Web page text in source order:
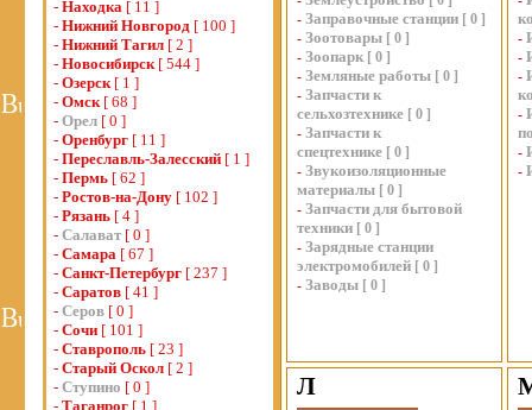
- Находка [ 11 ]
- Нижний Новгород [ 100 ]
- Нижний Тагил [ 2 ]
- Новосибирск[ 544 ]
- Озерск[ 1 ]
- Омск[ 68 ]
- Орел [ 0 ]
- Оренбург [ 11 ]
- Переславль-Залесский [ 1 ]
- Пермь [ 62 ]
- Ростов-на-Дону [ 102 ]
- Рязань [ 4 ]
- Салават [ 0 ]
- Самара [ 67 ]
- Санкт-Петербург [ 237 ]
- Саратов [ 41 ]
- Серов [ 0 ]
- Сочи [ 101 ]
- Ставрополь [ 23 ]
- Старый Оскол [ 2 ]
- Ступино [ 0 ]
- Таганрог [ 1 ]
- Заправочные станции [ 0 ]
- Зоотовары [ 0 ]
- Зоопарк [ 0 ]
- Земляные работы [ 0 ]
- Запчасти к
сельхозтехнике [ 0 ]
- Запчасти к
спецтехнике [ 0 ]
- Звукоизоляционные
материалы [ 0 ]
- Запчасти для бытовой
техники [ 0 ]
- Зарядные станции
электромобилей [ 0 ]
- Заводы [ 0 ]
-
-
-
-
-
-
Л